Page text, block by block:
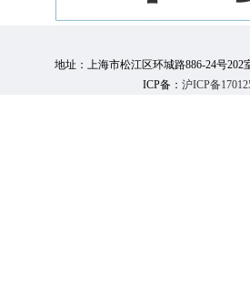
地址：上海市松江区环城路886-24号202
ICP备： 沪ICP备